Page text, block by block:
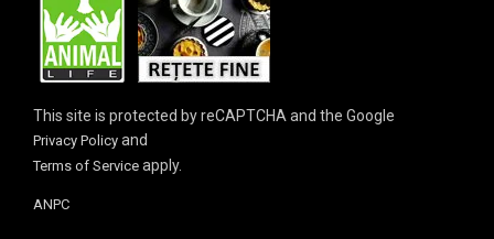
This site is protected by reCAPTCHA and the Google
Privacy Policy and
Terms of Service apply.
ANPC